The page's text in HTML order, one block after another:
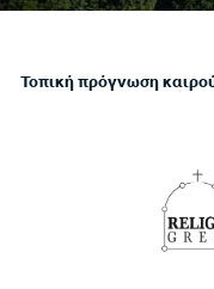
Τοπική πρόγνωση